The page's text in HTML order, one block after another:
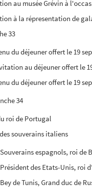
au musée Grévin à
à la répresentation de
33
du déjeuner offert le 19
au déjeuner offert le
du déjeuner offert le 19
34
roi de Portugal
souverains italiens
espagnols, roi
des Etats-Unis, roi
de Tunis, Grand duc de